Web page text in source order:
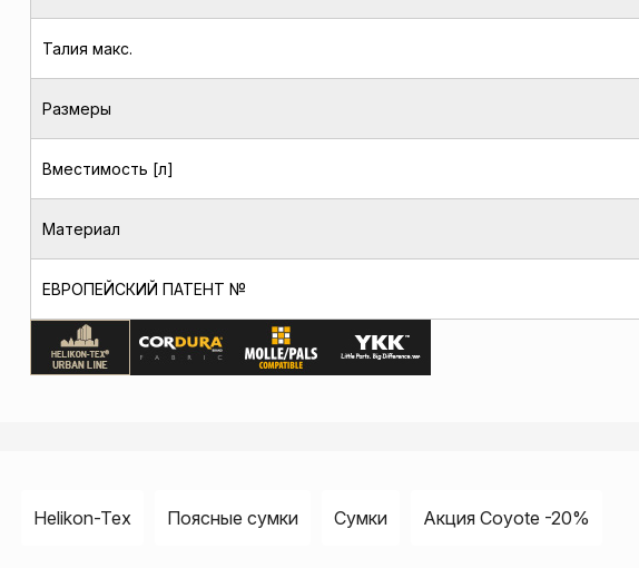
Талия макс.
Размеры
Вместимость [л]
Материал
ЕВРОПЕЙСКИЙ ПАТЕНТ №
Helikon-Tex Поясные сумки Сумки Акция Coyote -20%